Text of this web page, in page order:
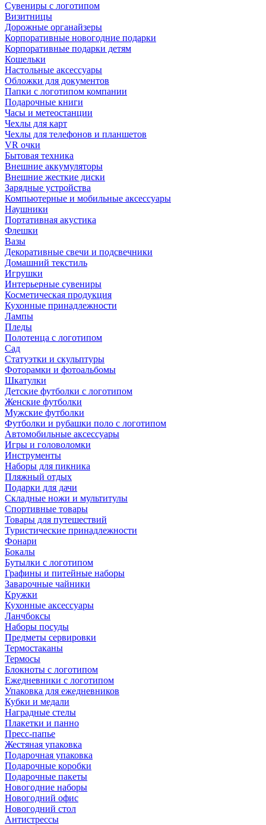
Сувениры с логотипом
Визитницы
Дорожные органайзеры
Корпоративные новогодние подарки
Корпоративные подарки детям
Кошельки
Настольные аксессуары
Обложки для документов
Папки с логотипом компании
Подарочные книги
Часы и метеостанции
Чехлы для карт
Чехлы для телефонов и планшетов
VR очки
Бытовая техника
Внешние аккумуляторы
Внешние жесткие диски
Зарядные устройства
Компьютерные и мобильные аксессуары
Наушники
Портативная акустика
Флешки
Вазы
Декоративные свечи и подсвечники
Домашний текстиль
Игрушки
Интерьерные сувениры
Косметическая продукция
Кухонные принадлежности
Лампы
Пледы
Полотенца с логотипом
Сад
Статуэтки и скульптуры
Фоторамки и фотоальбомы
Шкатулки
Детские футболки с логотипом
Женские футболки
Мужские футболки
Футболки и рубашки поло с логотипом
Автомобильные аксессуары
Игры и головоломки
Инструменты
Наборы для пикника
Пляжный отдых
Подарки для дачи
Складные ножи и мультитулы
Спортивные товары
Товары для путешествий
Туристические принадлежности
Фонари
Бокалы
Бутылки с логотипом
Графины и питейные наборы
Заварочные чайники
Кружки
Кухонные аксессуары
Ланчбоксы
Наборы посуды
Предметы сервировки
Термостаканы
Термосы
Блокноты с логотипом
Ежедневники с логотипом
Упаковка для ежедневников
Кубки и медали
Наградные стелы
Плакетки и панно
Пресс-папье
Жестяная упаковка
Подарочная упаковка
Подарочные коробки
Подарочные пакеты
Новогодние наборы
Новогодний офис
Новогодний стол
Антистрессы